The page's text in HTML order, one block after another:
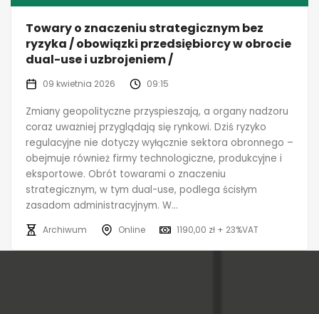
Towary o znaczeniu strategicznym bez
ryzyka / obowiązki przedsiębiorcy w obrocie
dual-use i uzbrojeniem /
09 kwietnia 2026 09:15
Zmiany geopolityczne przyspieszają, a organy nadzoru
coraz uważniej przyglądają się rynkowi. Dziś ryzyko
regulacyjne nie dotyczy wyłącznie sektora obronnego –
obejmuje również firmy technologiczne, produkcyjne i
eksportowe. Obrót towarami o znaczeniu
strategicznym, w tym dual-use, podlega ścisłym
zasadom administracyjnym. W...
Archiwum Online 1190,00 zł + 23%VAT